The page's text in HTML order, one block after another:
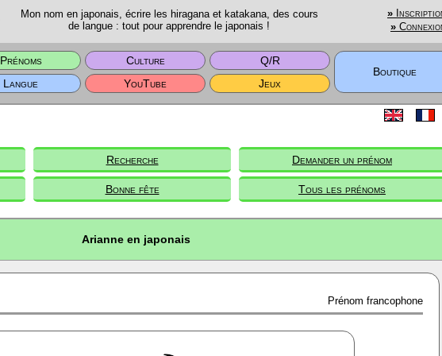
Mon nom en japonais, écrire les hiragana et katakana, des cours
de langue : tout pour apprendre le japonais !
»
»
Prénoms Culture
Q/R
Boutique
Langue YouTube Jeux
Recherche Demander un prénom
Bonne fête Tous les prénoms
Arianne en japonais
Prénom francophone